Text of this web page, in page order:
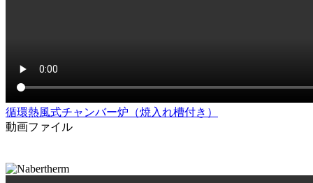
循環熱風式チャンバー炉（焼入れ槽付き）
動画ファイル